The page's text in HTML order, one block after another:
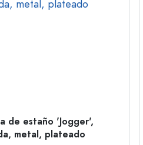
de estaño 'Jogger',
metal, plateado